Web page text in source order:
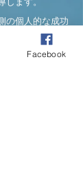
ます。
の個人的な成功
れているのが残
です。
Facebook